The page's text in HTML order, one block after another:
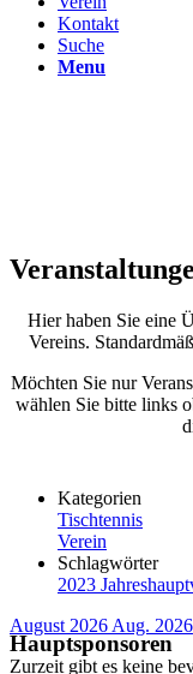
Kontakt
Suche
Menu
Hier haben Sie eine
Vereins.
Möchten Sie nur
wählen Sie bitte links
Kategorien
Tischtennis
Verein
Schlagwörter
2023
August 2026 Aug. 2026
Zurzeit gibt es keine
Hauptsponsoren